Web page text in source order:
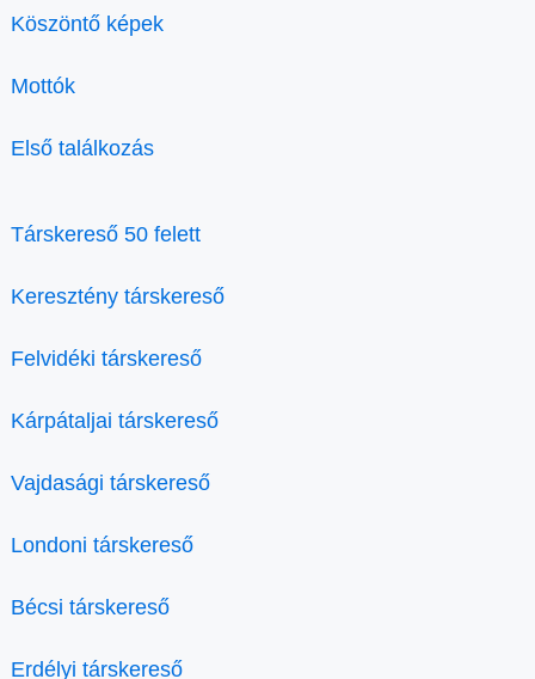
Köszöntő képek
Mottók
Első találkozás
Társkereső 50 felett
Keresztény társkereső
Felvidéki társkereső
Kárpátaljai társkereső
Vajdasági társkereső
Londoni társkereső
Bécsi társkereső
Erdélyi társkereső